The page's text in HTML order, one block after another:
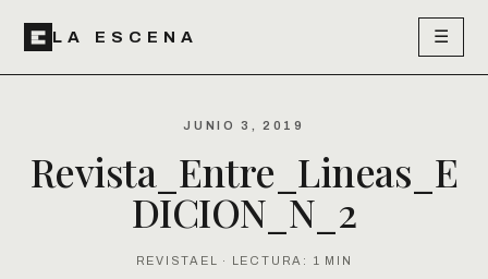
LA ESCENA ☰
JUNIO 3, 2019
Revista_Entre_Lineas_E
DICION_N_2
REVISTAEL · LECTURA: 1 MIN